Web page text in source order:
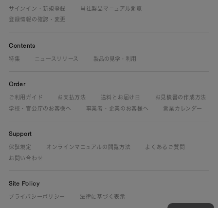
サインイン・新規登録
当社製品マニュアル閲覧
登録情報の確認・変更
Contents
特集 ニュースリリース 製品の見学・利用
Order
ご利用ガイド お支払方法 送料とお届け日
お見積書の作成方法
学校・官公庁のお客様へ
事業者・企業のお客様へ 営業カレンダー
Support
保証規定 オンラインマニュアルの閲覧方法
よくあるご質問
お問い合わせ
Site Policy
プライバシーポリシー 法律に基づく表示